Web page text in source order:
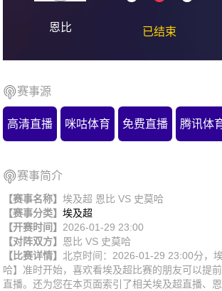
恩比 已结束
赛事源
高清直播 咪咕体育 免费直播 腾讯体
赛事简介
【赛事名称】埃及超 恩比 VS 史莫哈
【赛事分类】埃及超
【开赛时间】 2026-01-29 23:00
【对阵双方】 恩比 VS 史莫哈
【比赛详情】 北京时间：2026-01-29 23:00分，
哈】准时开始，喜欢看埃及超比赛的朋友可以提
直播。还为您在本页面索引了相关埃及超直播、